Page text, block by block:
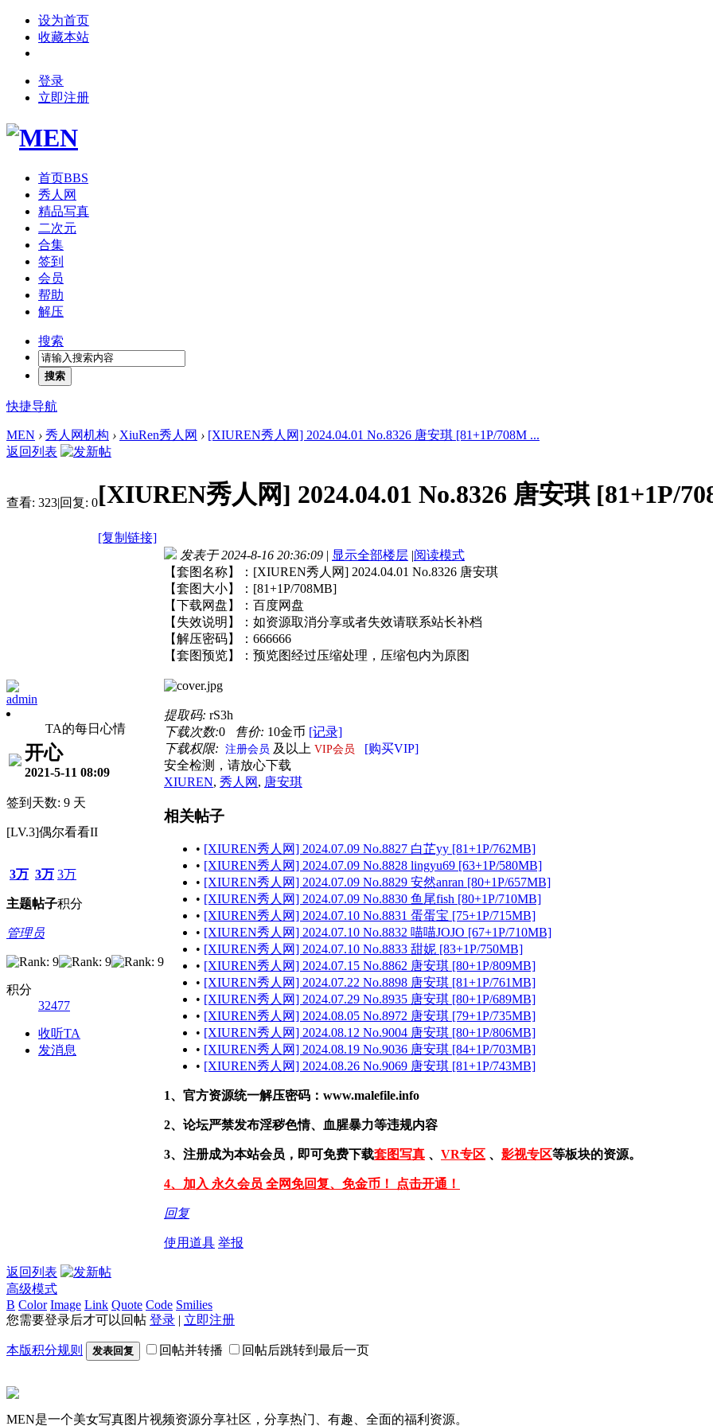
设为首页
收藏本站
登录
立即注册
首页BBS
秀人网
精品写真
二次元
合集
签到
会员
帮助
解压
搜索
搜索
快捷导航
MEN › 秀人网机构 › XiuRen秀人网 › [XIUREN秀人网] 2024.04.01 No.8326 唐安琪 [81+1P/708M ...
返回列表
查看: 323|回复: 0[XIUREN秀人网] 2024.04.01 No.8326 唐安琪 [81+1P/
[复制链接]
admin
TA的每日心情
开心
2021-5-11 08:09
签到天数: 9 天
[LV.3]偶尔看看II
3万
主题
3万
帖子
3万
积分
管理员
积分
32477
收听TA
发消息
发表于 2024-8-16 20:36:09 | 显示全部楼层 |阅读模式
【套图名称】：[XIUREN秀人网] 2024.04.01 No.8326 唐安琪
【套图大小】：[81+1P/708MB]
【下载网盘】：百度网盘
【失效说明】：如资源取消分享或者失效请联系站长补档
【解压密码】：666666
【套图预览】：预览图经过压缩处理，压缩包内为原图
提取码: rS3h
下载次数:0 售价: 10金币 [记录]
下载权限: 注册会员 及以上 VIP会员
[购买VIP]
安全检测，请放心下载
XIUREN, 秀人网 , 唐安琪
相关帖子
• [XIUREN秀人网] 2024.07.09 No.8827 白芷yy [81+1P/762MB]
• [XIUREN秀人网] 2024.07.09 No.8828 lingyu69 [63+1P/580MB]
• [XIUREN秀人网] 2024.07.09 No.8829 安然anran [80+1P/657MB]
• [XIUREN秀人网] 2024.07.09 No.8830 鱼尾fish [80+1P/710MB]
• [XIUREN秀人网] 2024.07.10 No.8831 蛋蛋宝 [75+1P/715MB]
• [XIUREN秀人网] 2024.07.10 No.8832 喵喵JOJO [67+1P/710MB]
• [XIUREN秀人网] 2024.07.10 No.8833 甜妮 [83+1P/750MB]
• [XIUREN秀人网] 2024.07.15 No.8862 唐安琪 [80+1P/809MB]
• [XIUREN秀人网] 2024.07.22 No.8898 唐安琪 [81+1P/761MB]
• [XIUREN秀人网] 2024.07.29 No.8935 唐安琪 [80+1P/689MB]
• [XIUREN秀人网] 2024.08.05 No.8972 唐安琪 [79+1P/735MB]
• [XIUREN秀人网] 2024.08.12 No.9004 唐安琪 [80+1P/806MB]
• [XIUREN秀人网] 2024.08.19 No.9036 唐安琪 [84+1P/703MB]
• [XIUREN秀人网] 2024.08.26 No.9069 唐安琪 [81+1P/743MB]
1、官方资源统一解压密码：www.malefile.info
2、论坛严禁发布淫秽色情、血腥暴力等违规内容
3、注册成为本站会员，即可免费下载套图写真 、 VR专区 、 影视专区等板块的资源。
4、加入 永久会员 全网免回复、免金币！ 点击开通！
回复
使用道具 举报
返回列表
高级模式
B Color Image Link Quote Code Smilies
您需要登录后才可以回帖 登录 | 立即注册
本版积分规则 发表回复 回帖并转播 回帖后跳转到最后一页
MEN是一个美女写真图片视频资源分享社区，分享热门、有趣、全面的福利资源。